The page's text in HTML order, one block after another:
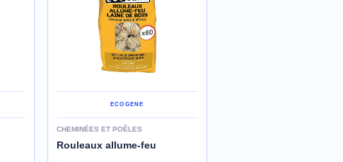
ECOGENE
CHEMINÉES ET POÊLES
Rouleaux allume-feu